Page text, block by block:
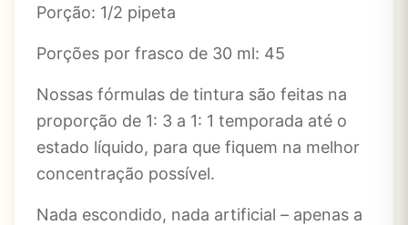
Porção: 1/2 pipeta
Porções por frasco de 30 ml: 45
Nossas fórmulas de tintura são feitas na
proporção de 1: 3 a 1: 1 temporada até o
estado líquido, para que fiquem na melhor
concentração possível.
Nada escondido, nada artificial – apenas a